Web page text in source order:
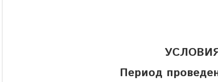
Период